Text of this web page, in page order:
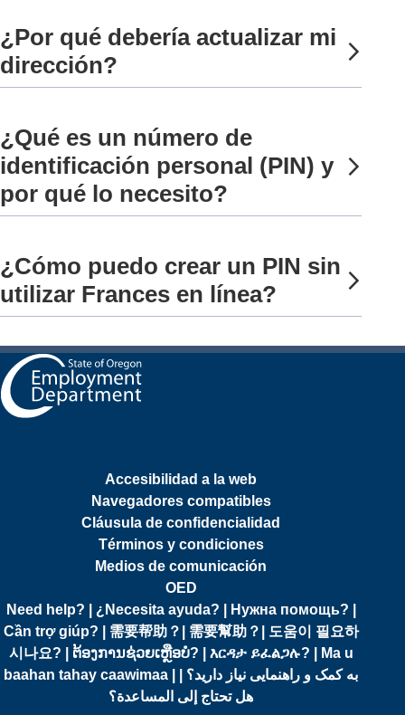
¿Por qué debería actualizar mi
dirección?
¿Qué es un número de
identificación personal (PIN) y
por qué lo necesito?
¿Cómo puedo crear un PIN sin
utilizar Frances en línea?
Accesibilidad a la web
Navegadores compatibles
Cláusula de confidencialidad
Términos y condiciones
Medios de comunicación
OED
Need help? | ¿Necesita ayuda? | Нужна помощь? |
Cần trợ giúp? | 需要帮助？| 需要幫助？| 도움이 필요하
시나요? | ຕ້ອງການຊ່ວຍເຫຼືອບໍ? | እርዳታ ይፈልጋሉ? | Ma u
baahan tahay caawimaa | به کمک و راهنمایی نیاز دارید؟ |
هل تحتاج إلى المساعدة؟